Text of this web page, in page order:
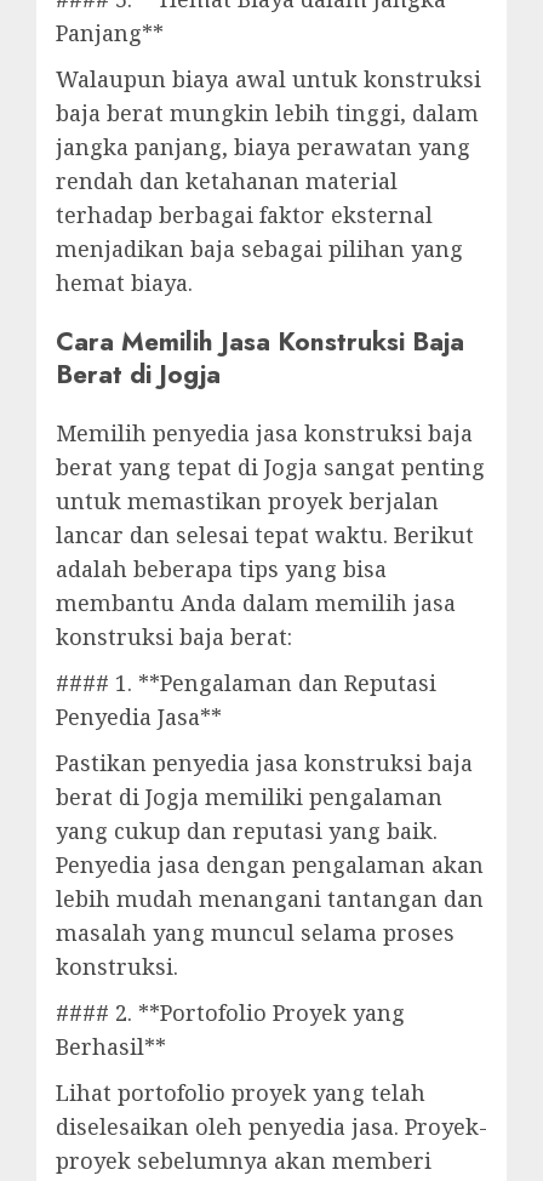
Panjang**
Walaupun biaya awal untuk konstruksi
baja berat mungkin lebih tinggi, dalam
jangka panjang, biaya perawatan yang
rendah dan ketahanan material
terhadap berbagai faktor eksternal
menjadikan baja sebagai pilihan yang
hemat biaya.
Cara Memilih Jasa Konstruksi Baja
Berat di Jogja
Memilih penyedia jasa konstruksi baja
berat yang tepat di Jogja sangat penting
untuk memastikan proyek berjalan
lancar dan selesai tepat waktu. Berikut
adalah beberapa tips yang bisa
membantu Anda dalam memilih jasa
konstruksi baja berat:
#### 1. **Pengalaman dan Reputasi
Penyedia Jasa**
Pastikan penyedia jasa konstruksi baja
berat di Jogja memiliki pengalaman
yang cukup dan reputasi yang baik.
Penyedia jasa dengan pengalaman akan
lebih mudah menangani tantangan dan
masalah yang muncul selama proses
konstruksi.
#### 2. **Portofolio Proyek yang
Berhasil**
Lihat portofolio proyek yang telah
diselesaikan oleh penyedia jasa. Proyek-
proyek sebelumnya akan memberi